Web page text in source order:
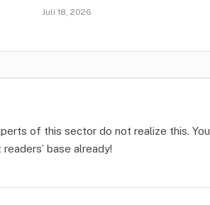
Juli 18, 2026
of this sector do not realize this. You
base already!